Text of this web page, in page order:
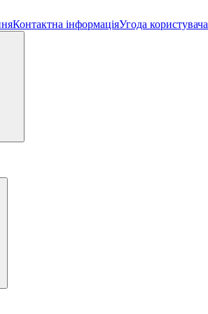
Контактна інформаціяУгода користувача